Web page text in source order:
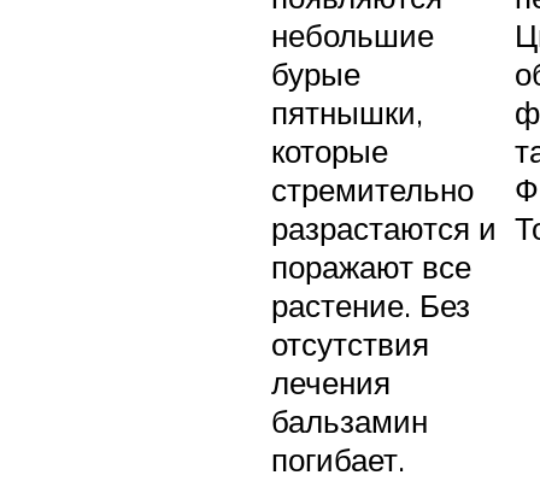
небольшие
бурые
пятнышки,
которые
стремительно
разрастаются и
поражают все
растение. Без
отсутствия
лечения
бальзамин
погибает.